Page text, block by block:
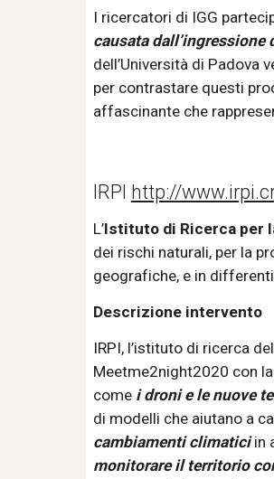
I ricercatori di IGG
causata dall’ingressione
dell’Università di
per contrastare questi
affascinante che
IRPI http://
L’Istituto di Ricerca per
dei rischi naturali, per la
geografiche, e in
Descrizione intervento
IRPI, l’istituto di ricerca
Meetme2night2020 con
come i droni e le nuove
di modelli che aiutano a
cambiamenti climatici
monitorare il territorio